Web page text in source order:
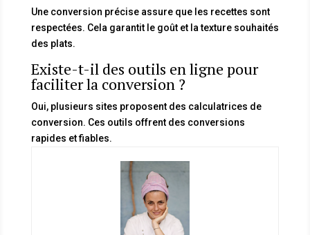
Une conversion précise assure que les recettes sont
respectées. Cela garantit le goût et la texture souhaités
des plats.
Existe-t-il des outils en ligne pour
faciliter la conversion ?
Oui, plusieurs sites proposent des calculatrices de
conversion. Ces outils offrent des conversions
rapides et fiables.